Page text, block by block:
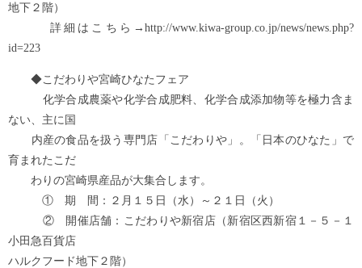
地下２階）
詳細はこちら→http://www.kiwa-group.co.jp/news/news.php?
id=223
◆こだわりや宮崎ひなたフェア
化学合成農薬や化学合成肥料、化学合成添加物等を極力含ま
ない、主に国
内産の食品を扱う専門店「こだわりや」。「日本のひなた」で
育まれたこだ
わりの宮崎県産品が大集合します。
① 期 間：２月１５日（水）～２１日（火）
② 開催店舗：こだわりや新宿店（新宿区西新宿１－５－１
小田急百貨店
ハルクフード地下２階）